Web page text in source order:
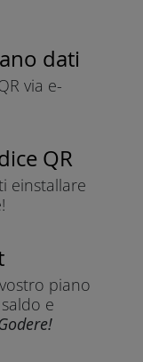
dati
via e-
QR
einstallare
piano
e